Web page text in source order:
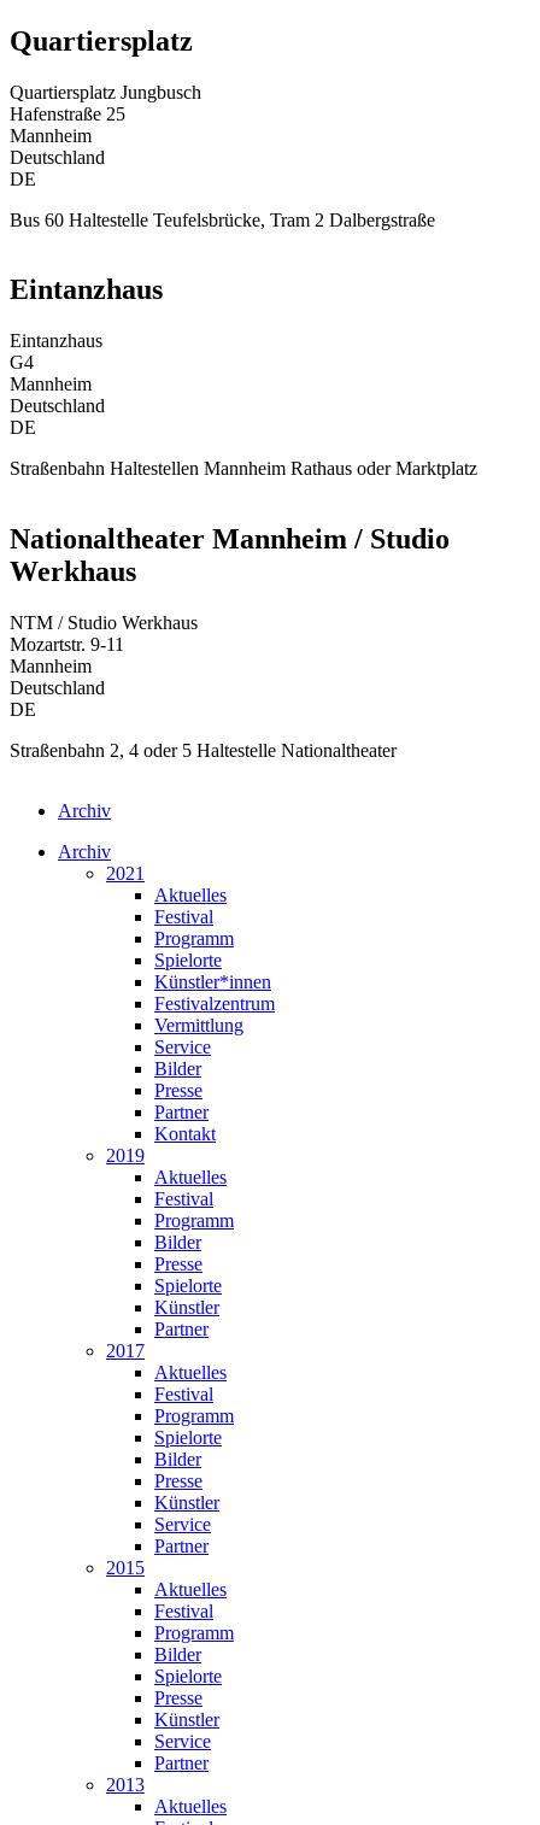
Quartiersplatz
Quartiersplatz Jungbusch
Hafenstraße 25
Mannheim
Deutschland
DE
Bus 60 Haltestelle Teufelsbrücke, Tram 2 Dalbergstraße
Eintanzhaus
Eintanzhaus
G4
Mannheim
Deutschland
DE
Straßenbahn Haltestellen Mannheim Rathaus oder Marktplatz
Nationaltheater Mannheim / Studio
Werkhaus
NTM / Studio Werkhaus
Mozartstr. 9-11
Mannheim
Deutschland
DE
Straßenbahn 2, 4 oder 5 Haltestelle Nationaltheater
Archiv
Archiv
2021
Aktuelles
Festival
Programm
Spielorte
Künstler*innen
Festivalzentrum
Vermittlung
Service
Bilder
Presse
Partner
Kontakt
2019
Aktuelles
Festival
Programm
Bilder
Presse
Spielorte
Künstler
Partner
2017
Aktuelles
Festival
Programm
Spielorte
Bilder
Presse
Künstler
Service
Partner
2015
Aktuelles
Festival
Programm
Bilder
Spielorte
Presse
Künstler
Service
Partner
2013
Aktuelles